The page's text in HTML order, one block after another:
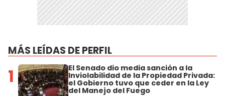
MÁS LEÍDAS DE PERFIL
1 El Senado dio media sanción a la
Inviolabilidad de la Propiedad Privada:
el Gobierno tuvo que ceder en la Ley
del Manejo del Fuego